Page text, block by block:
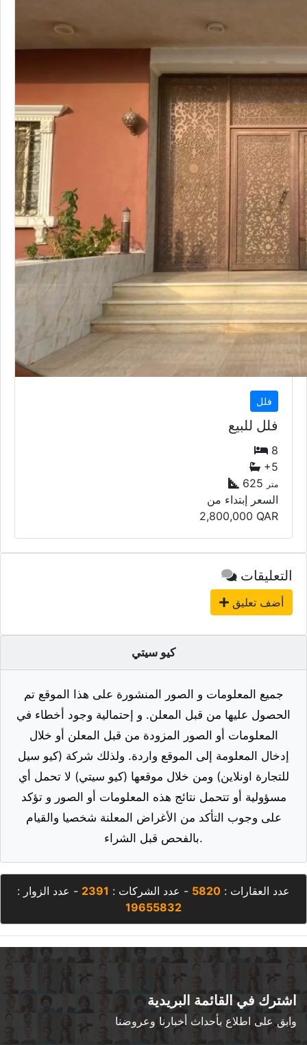
فلل
فلل للبيع
8
+5
625 متر
السعر إبتداء من
2,800,000 QAR
التعليقات
أضف تعليق
كيو سيتي
جميع المعلومات و الصور المنشورة على هذا الموقع تم
الحصول عليها من قبل المعلن. و إحتمالية وجود أخطاء في
المعلومات أو الصور المزودة من قبل المعلن أو خلال
إدخال المعلومة إلى الموقع واردة. ولذلك شركة (كيو سيل
للتجارة اونلاين) ومن خلال موقعها (كيو سيتي) لا تحمل أي
مسؤولية أو تتحمل نتائج هذه المعلومات أو الصور و تؤكد
على وجوب التأكد من الأغراض المعلنة شخصيا والقيام
بالفحص قبل الشراء.
عدد العقارات : 5820 - عدد الشركات : 2391 - عدد الزوار :
19655832
اشترك في القائمة البريدية
وابق على اطلاع بأحداث أخبارنا وعروضنا